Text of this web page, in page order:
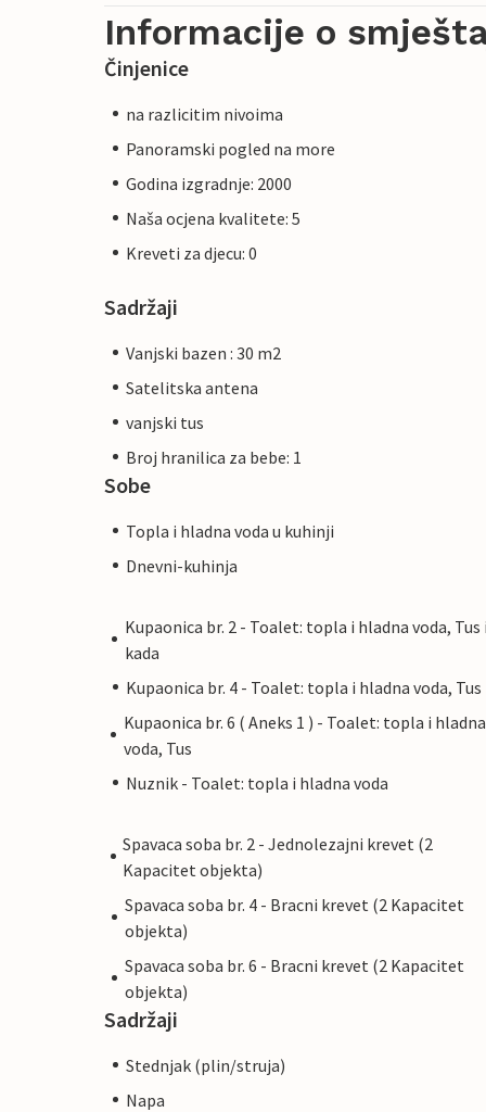
Informacije o
Činjenice
na razlicitim nivoima
Panoramski pogled na more
Godina izgradnje: 2000
Naša ocjena kvalitete: 5
Kreveti za djecu: 0
Sadržaji
Vanjski bazen : 30 m2
Satelitska antena
vanjski tus
Broj hranilica za bebe: 1
Sobe
Topla i hladna voda u kuhinji
Dnevni-kuhinja
Kupaonica br. 2 - Toalet: topla i hladna voda, Tus i
kada
Kupaonica br. 4 - Toalet: topla i hladna voda, Tus
Kupaonica br. 6 ( Aneks 1 ) - Toalet: topla i hladna
voda, Tus
Nuznik - Toalet: topla i hladna voda
Spavaca soba br. 2 - Jednolezajni krevet (2
Kapacitet objekta)
Spavaca soba br. 4 - Bracni krevet (2 Kapacitet
objekta)
Spavaca soba br. 6 - Bracni krevet (2 Kapacitet
objekta)
Sadržaji
Stednjak (plin/struja)
Napa